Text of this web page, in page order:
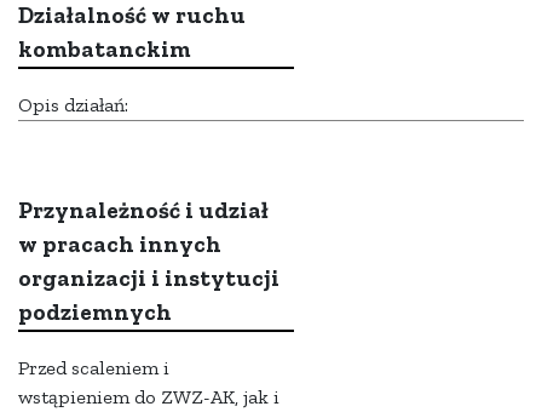
Działalność w ruchu
kombatanckim
Opis działań:
Przynależność i udział
w pracach innych
organizacji i instytucji
podziemnych
Przed scaleniem i
wstąpieniem do ZWZ-AK, jak i